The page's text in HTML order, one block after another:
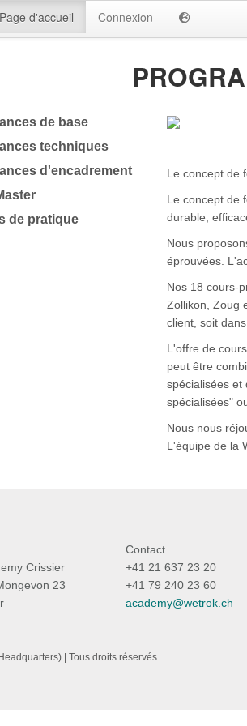
Page d'accueil Connexion
de base
techniques
d'encadrement
de pratique
Le concept de
Le concept de
durable,
Nous
éprouvées.
Nos 18 cours-
Zollikon, Zoug
client, soit
L'offre de
peut être
spécialisées et
spécialisées"
Nous nous
L'équipe de la
Crissier
23
Contact
+41 21 637 23 20
+41 79 240 23 60
academy@wetrok.ch
| Tous droits réservés.